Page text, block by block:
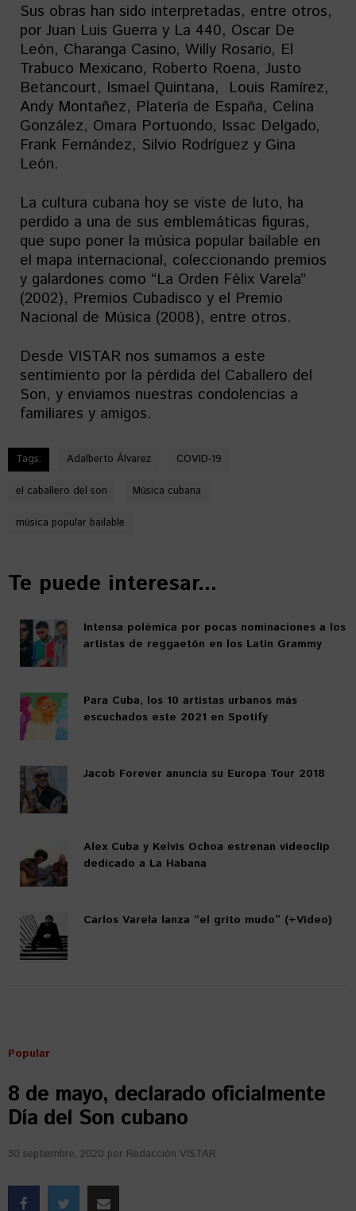
Sus obras han sido interpretadas, entre otros,
por Juan Luis Guerra y La 440, Oscar De
León, Charanga Casino, Willy Rosario, El
Trabuco Mexicano, Roberto Roena, Justo
Betancourt, Ismael Quintana, Louis Ramírez,
Andy Montañez, Platería de España, Celina
González, Omara Portuondo, Issac Delgado,
Frank Fernández, Silvio Rodríguez y Gina
León.
La cultura cubana hoy se viste de luto, ha
perdido a una de sus emblemáticas figuras,
que supo poner la música popular bailable en
el mapa internacional, coleccionando premios
y galardones como “La Orden Félix Varela”
(2002), Premios Cubadisco y el Premio
Nacional de Música (2008), entre otros.
Desde VISTAR nos sumamos a este
sentimiento por la pérdida del Caballero del
Son, y enviamos nuestras condolencias a
familiares y amigos.
Tags: Adalberto Álvarez COVID-19
el caballero del son Música cubana
música popular bailable
Te puede interesar...
Intensa polémica por pocas nominaciones a los
artistas de reggaetón en los Latin Grammy
Para Cuba, los 10 artistas urbanos más
escuchados este 2021 en Spotify
Jacob Forever anuncia su Europa Tour 2018
Alex Cuba y Kelvis Ochoa estrenan videoclip
dedicado a La Habana
Carlos Varela lanza “el grito mudo” (+Video)
Popular
8 de mayo, declarado oficialmente
Día del Son cubano
30 septiembre, 2020 por Redacción VISTAR